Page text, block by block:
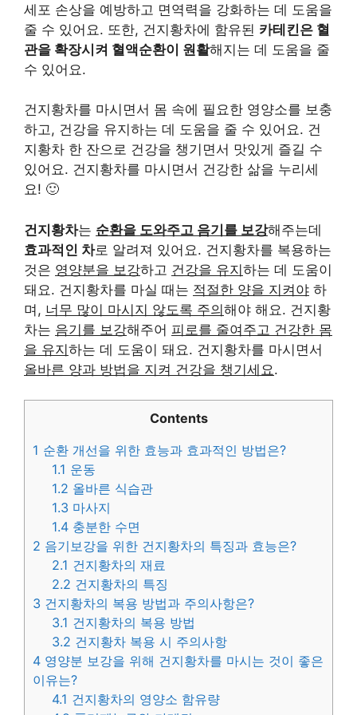
세포 손상을 예방하고 면역력을 강화하는 데 도움을
줄 수 있어요. 또한, 건지황차에 함유된 카테킨은 혈
관을 확장시켜 혈액순환이 원활해지는 데 도움을 줄
수 있어요.
건지황차를 마시면서 몸 속에 필요한 영양소를 보충
하고, 건강을 유지하는 데 도움을 줄 수 있어요. 건
지황차 한 잔으로 건강을 챙기면서 맛있게 즐길 수
있어요. 건지황차를 마시면서 건강한 삶을 누리세
요! 🙂
건지황차는 순환을 도와주고 음기를 보강해주는데
효과적인 차로 알려져 있어요. 건지황차를 복용하는
것은 영양분을 보강하고 건강을 유지하는 데 도움이
돼요. 건지황차를 마실 때는 적절한 양을 지켜야 하
며, 너무 많이 마시지 않도록 주의해야 해요. 건지황
차는 음기를 보강해주어 피로를 줄여주고 건강한 몸
을 유지하는 데 도움이 돼요. 건지황차를 마시면서
올바른 양과 방법을 지켜 건강을 챙기세요.
Contents
1 순환 개선을 위한 효능과 효과적인 방법은?
1.1 운동
1.2 올바른 식습관
1.3 마사지
1.4 충분한 수면
2 음기보강을 위한 건지황차의 특징과 효능은?
2.1 건지황차의 재료
2.2 건지황차의 특징
3 건지황차의 복용 방법과 주의사항은?
3.1 건지황차의 복용 방법
3.2 건지황차 복용 시 주의사항
4 영양분 보강을 위해 건지황차를 마시는 것이 좋은
이유는?
4.1 건지황차의 영양소 함유량